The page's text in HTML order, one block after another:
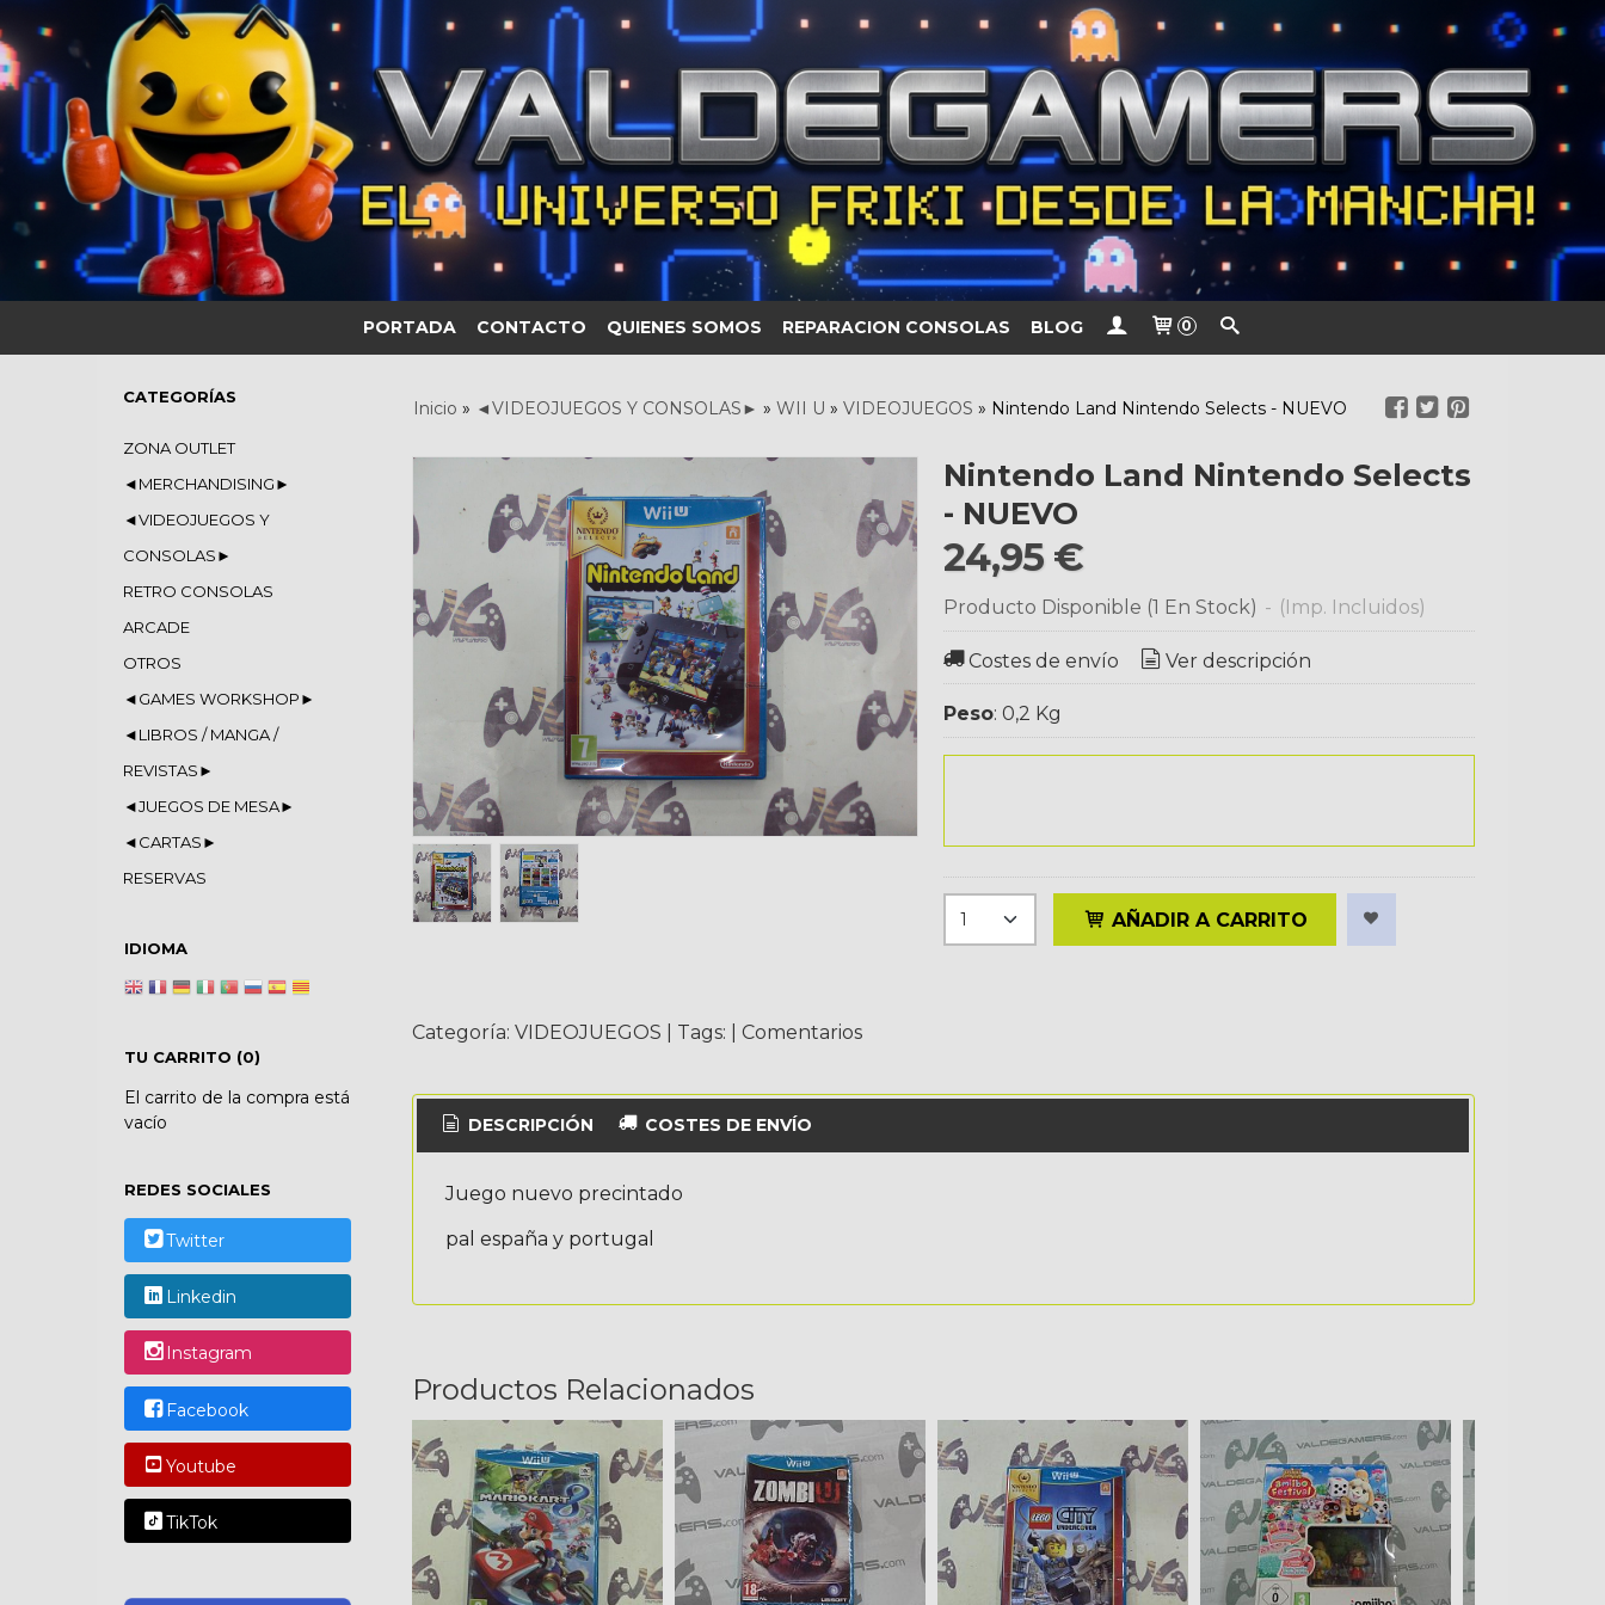
PORTADA CONTACTO QUIENES SOMOS REPARACION CONSOLAS BLOG 0
CATEGORÍAS
ZONA OUTLET
◄MERCHANDISING►
◄VIDEOJUEGOS Y
CONSOLAS►
RETRO CONSOLAS
ARCADE
OTROS
◄GAMES WORKSHOP►
◄LIBROS / MANGA /
REVISTAS►
◄JUEGOS DE MESA►
◄CARTAS►
RESERVAS
IDIOMA
TU CARRITO (0)
El carrito de la compra está
vacío
REDES SOCIALES
Twitter
Linkedin
Instagram
Facebook
Youtube
TikTok
Inicio » ◄VIDEOJUEGOS Y CONSOLAS► » WII U » VIDEOJUEGOS » Nintendo Land Nintendo Selects - NUEVO
Nintendo Land Nintendo Selects
- NUEVO
24,95 €
Producto Disponible (1 En Stock) - (Imp. Incluidos)
Costes de envío Ver descripción
Peso: 0,2 Kg
AÑADIR A CARRITO
Categoría: VIDEOJUEGOS Tags: Comentarios
DESCRIPCIÓN COSTES DE ENVÍO
Juego nuevo precintado
pal españa y portugal
Productos Relacionados